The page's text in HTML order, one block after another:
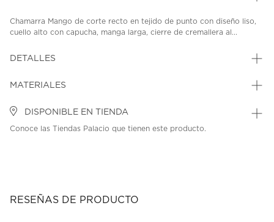
Chamarra Mango de corte recto en tejido de punto con diseño liso,
cuello alto con capucha, manga larga, cierre de cremallera al...
DETALLES
MATERIALES
DISPONIBLE EN TIENDA
Conoce las Tiendas Palacio que tienen este producto.
RESEÑAS DE PRODUCTO